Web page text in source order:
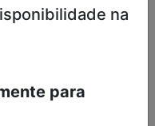
na
para